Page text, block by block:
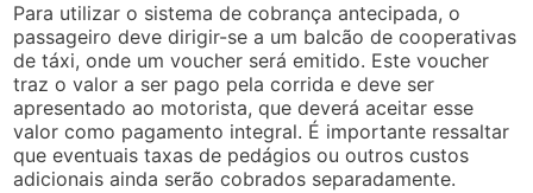
Para utilizar o sistema de cobrança antecipada, o
passageiro deve dirigir-se a um balcão de cooperativas
de táxi, onde um voucher será emitido. Este voucher
traz o valor a ser pago pela corrida e deve ser
apresentado ao motorista, que deverá aceitar esse
valor como pagamento integral. É importante ressaltar
que eventuais taxas de pedágios ou outros custos
adicionais ainda serão cobrados separadamente.